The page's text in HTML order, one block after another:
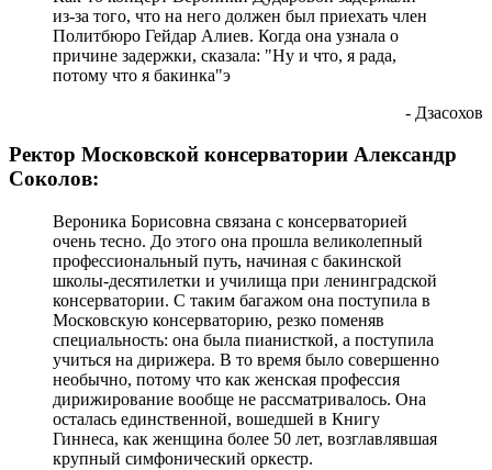
из-за того, что на него должен был приехать член
Политбюро Гейдар Алиев. Когда она узнала о
причине задержки, сказала: "Ну и что, я рада,
потому что я бакинка"э
- Дзасохов
Ректор Московской консерватории Александр
Соколов:
Вероника Борисовна связана с консерваторией
очень тесно. До этого она прошла великолепный
профессиональный путь, начиная с бакинской
школы-десятилетки и училища при ленинградской
консерватории. С таким багажом она поступила в
Московскую консерваторию, резко поменяв
специальность: она была пианисткой, а поступила
учиться на дирижера. В то время было совершенно
необычно, потому что как женская профессия
дирижирование вообще не рассматривалось. Она
осталась единственной, вошедшей в Книгу
Гиннеса, как женщина более 50 лет, возглавлявшая
крупный симфонический оркестр.